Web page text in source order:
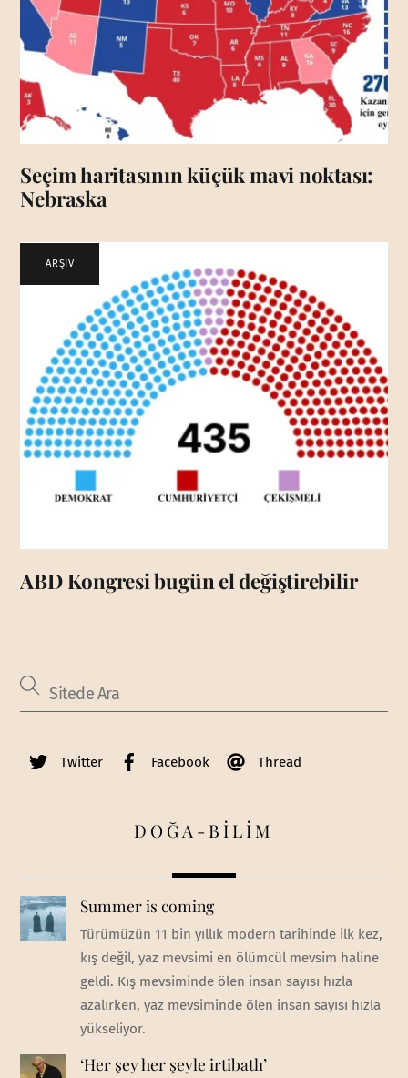
Seçim haritasının küçük mavi noktası:
Nebraska
ARŞİV
ABD Kongresi bugün el değiştirebilir
Twitter Facebook Thread
DOĞA-BİLİM
Summer is coming
Türümüzün 11 bin yıllık modern tarihinde ilk kez,
kış değil, yaz mevsimi en ölümcül mevsim haline
geldi. Kış mevsiminde ölen insan sayısı hızla
azalırken, yaz mevsiminde ölen insan sayısı hızla
yükseliyor.
‘Her şey her şeyle irtibatlı’